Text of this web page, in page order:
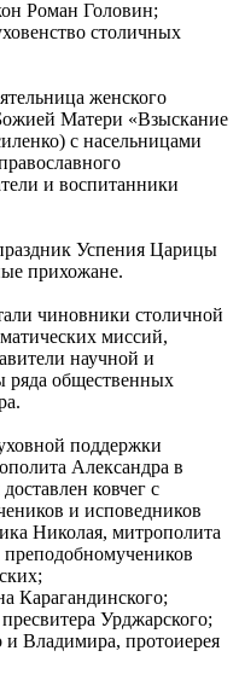
Роман Головин;
столичных
женского
Матери «Взыскание
с насельницами
и воспитанники
Успения Царицы
прихожане.
чиновники столичной
миссий,
научной и
ряда общественных
поддержки
Александра в
ковчег с
и исповедников
Николая, митрополита
Карагандинского;
Урджарского;
и Владимира, протоиерея